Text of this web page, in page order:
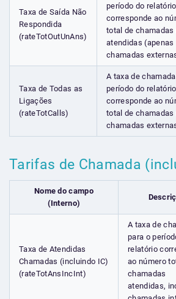
Taxa de Saída Não
Respondida
(rateTotOutUnAns)
período do relatório
corresponde ao
total de chamadas
atendidas (apenas
chamadas
Taxa de Todas as
Ligações
(rateTotCalls)
A taxa de
período do relatório
corresponde ao
total de chamadas
chamadas
Tarifas de Chamada
Nome do campo
(Interno)
Taxa de Atendidas
Chamadas (incluindo IC)
(rateTotAnsIncInt)
A taxa de
para o
relatório
ao número
chamadas
atendidas,